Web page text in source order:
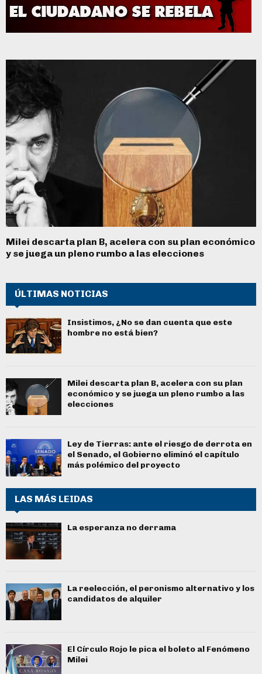
Milei descarta plan B, acelera con su plan económico
y se juega un pleno rumbo a las elecciones
ÚLTIMAS NOTICIAS
Insistimos, ¿No se dan cuenta que este
hombre no está bien?
Milei descarta plan B, acelera con su plan
económico y se juega un pleno rumbo a las
elecciones
Ley de Tierras: ante el riesgo de derrota en
el Senado, el Gobierno eliminó el capítulo
más polémico del proyecto
LAS MÁS LEIDAS
La esperanza no derrama
La reelección, el peronismo alternativo y los
candidatos de alquiler
El Círculo Rojo le pica el boleto al Fenómeno
Milei